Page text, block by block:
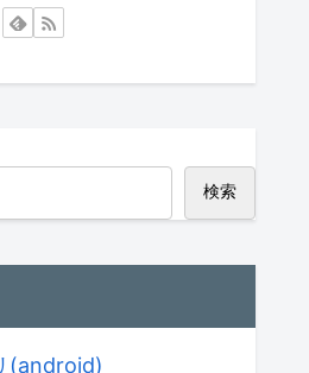
検索
(android)